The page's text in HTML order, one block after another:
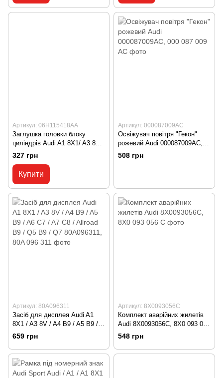
Артикул: 06H115418AA
Заглушка головки блоку
циліндрів Audi A1 8X1/ A3 8V/
A4 B9/ A5 B9/ A6 C8/ A7 C8/
Q5 B9/ Q7 4M/ Q8 4M
06H115418AA, 06H 115 418 AA
327 грн
Купити
Артикул: 000087009AC
Освіжувач повітря "Гекон"
рожевий Audi 000087009AC,
000 087 009 AC
508 грн
Артикул: 80A096311
Засіб для дисплея Audi A1
8X1 / A3 8V / A4 B9 / A5 B9 /
A6 C7 / A7 C8 / Allroad B9 / Q5
B9 / Q7 80A096311, 80A 096
311
659 грн
Артикул: 8X0093056C
Комплект аварійних жилетів
Audi 8X0093056C, 8X0 093 056
C
548 грн